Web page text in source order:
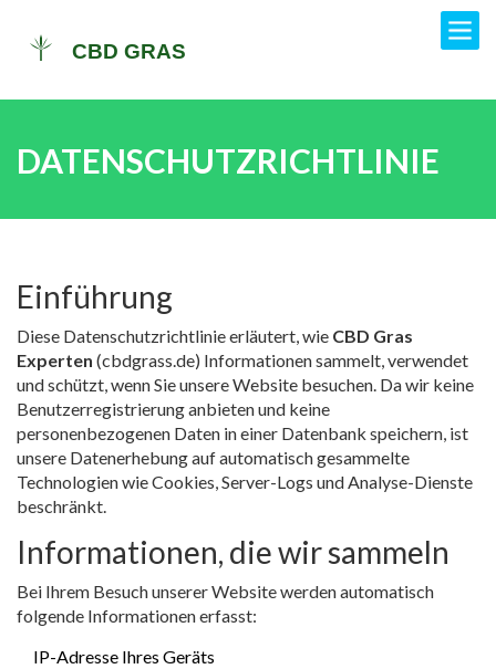
DATENSCHUTZRICHTLINIE
Einführung
Diese Datenschutzrichtlinie erläutert, wie CBD Gras
Experten (cbdgrass.de) Informationen sammelt, verwendet
und schützt, wenn Sie unsere Website besuchen. Da wir keine
Benutzerregistrierung anbieten und keine
personenbezogenen Daten in einer Datenbank speichern, ist
unsere Datenerhebung auf automatisch gesammelte
Technologien wie Cookies, Server-Logs und Analyse-Dienste
beschränkt.
Informationen, die wir sammeln
Bei Ihrem Besuch unserer Website werden automatisch
folgende Informationen erfasst:
IP-Adresse Ihres Geräts